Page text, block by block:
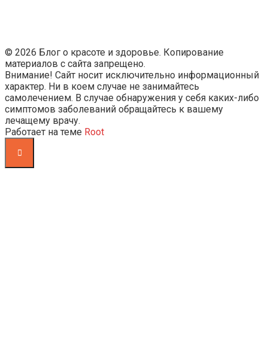
© 2026 Блог о красоте и здоровье. Копирование
материалов с сайта запрещено.
Внимание! Сайт носит исключительно информационный
характер. Ни в коем случае не занимайтесь
самолечением. В случае обнаружения у себя каких-либо
симптомов заболеваний обращайтесь к вашему
лечащему врачу.
Работает на теме Root